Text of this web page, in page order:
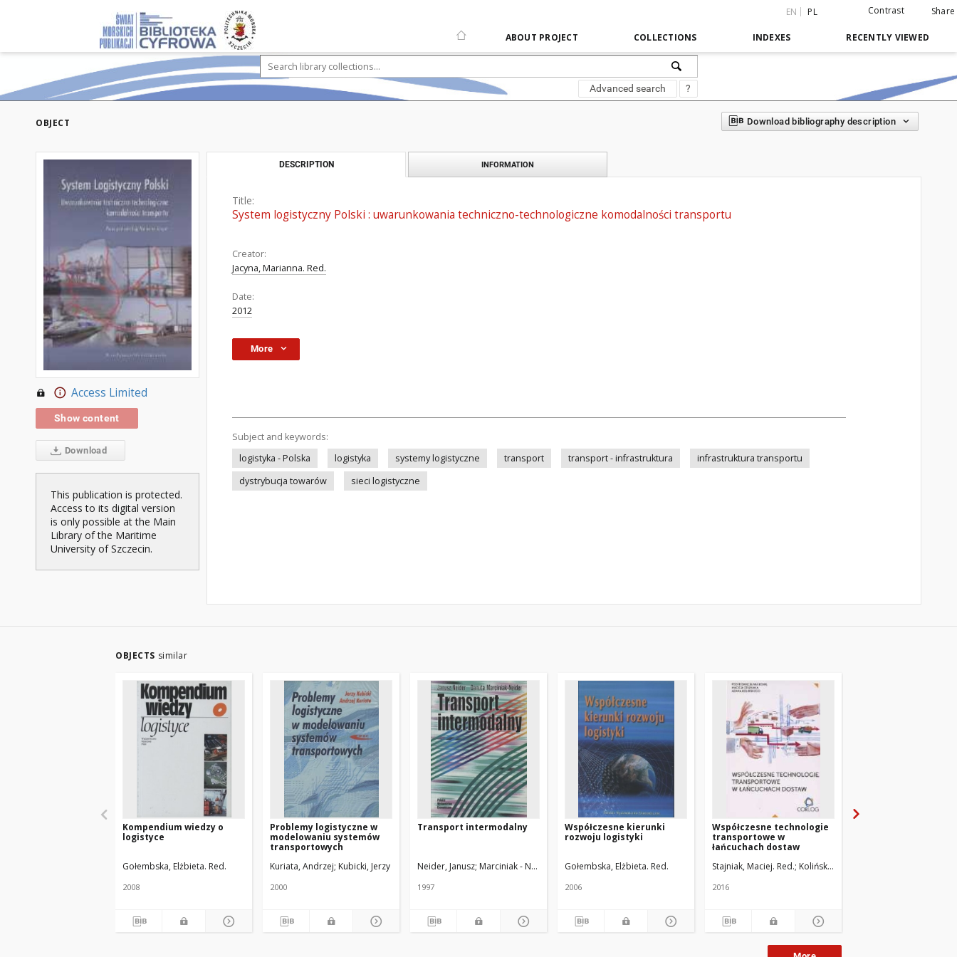
EN PL Contrast Share
ABOUT PROJECT COLLECTIONS INDEXES RECENTLY VIEWED
Advanced search ?
OBJECT Download bibliography description
Access Limited
Show content
Download
This publication is protected.
Access to its digital version
is only possible at the Main
Library of the Maritime
University of Szczecin.
DESCRIPTION INFORMATION
Title:
System logistyczny Polski : uwarunkowania techniczno-technologiczne komodalności transportu
Creator:
Jacyna, Marianna. Red.
Date:
2012
More
Subject and keywords:
logistyka - Polska
logistyka systemy logistyczne transport transport - infrastruktura
infrastruktura transportu
dystrybucja towarów
sieci logistyczne
OBJECTS similar
Kompendium wiedzy o
logistyce
Gołembska, Elżbieta. Red.
2008
Problemy logistyczne w
modelowaniu systemów
transportowych
Kuriata, Andrzej Kubicki, Jerzy
2000
Transport intermodalny
Neider, Janusz Marciniak - Neider, Danuta
1997
Współczesne kierunki
rozwoju logistyki
Gołembska, Elżbieta. Red.
2006
Współczesne technologie
transportowe w
łańcuchach dostaw
Stajniak, Maciej. Red. Koliński, Adam. Red.
2016